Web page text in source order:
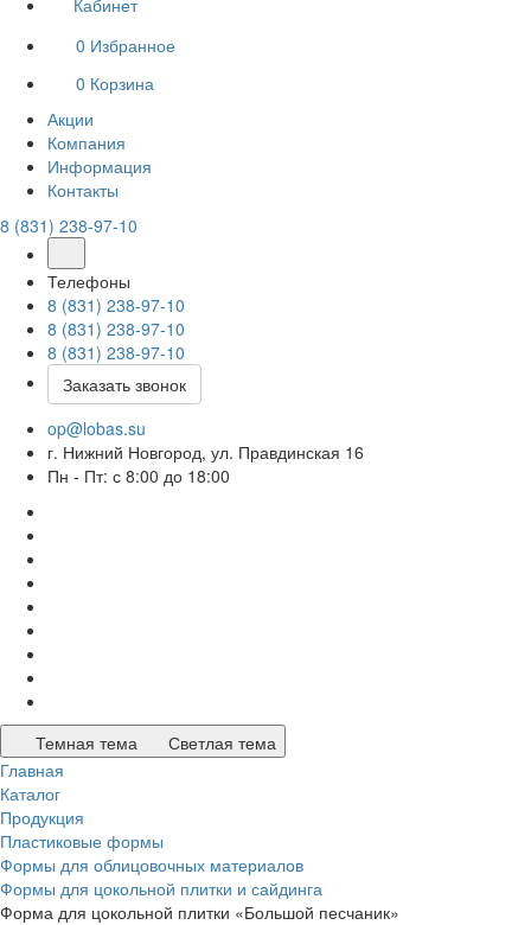
Кабинет
0 Избранное
0 Корзина
Акции
Компания
Информация
Контакты
8 (831) 238-97-10
Телефоны
8 (831) 238-97-10
8 (831) 238-97-10
8 (831) 238-97-10
Заказать звонок
op@lobas.su
г. Нижний Новгород, ул. Правдинская 16
Пн - Пт: с 8:00 до 18:00
Темная тема
Светлая тема
Главная
Каталог
Продукция
Пластиковые формы
Формы для облицовочных материалов
Формы для цокольной плитки и сайдинга
Форма для цокольной плитки «Большой песчаник»